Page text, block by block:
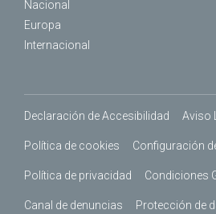
Nacional
Europa
Internacional
Declaración de Accesibilidad Aviso
Política de cookies Configuración
Política de privacidad Condiciones
Canal de denuncias Protección de